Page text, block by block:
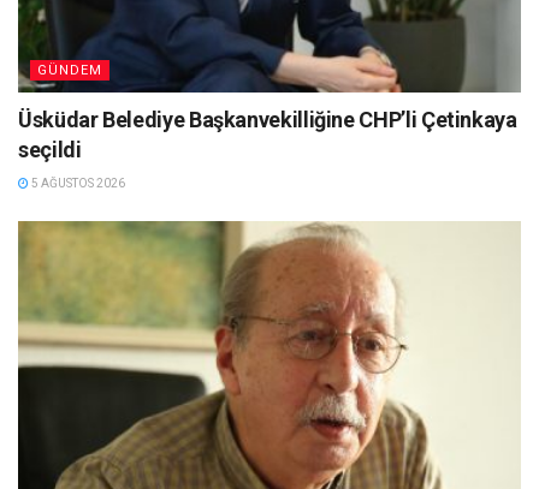
GÜNDEM
Üsküdar Belediye Başkanvekilliğine CHP’li Çetinkaya
seçildi
5 AĞUSTOS 2026